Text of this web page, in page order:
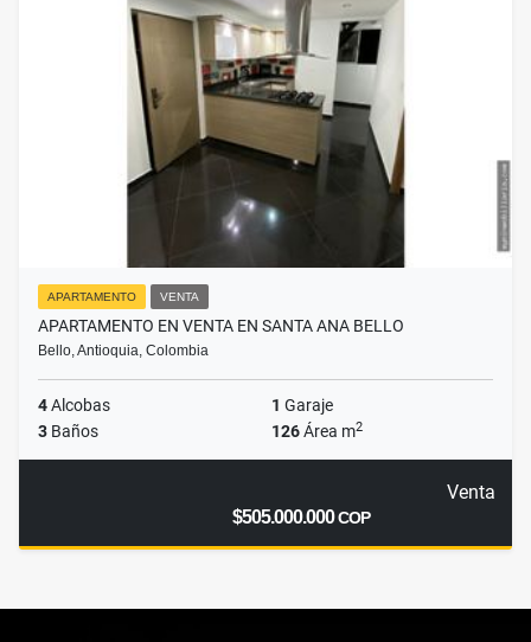
APARTAMENTO VENTA
APARTAMENTO EN VENTA EN SANTA ANA BELLO
Bello, Antioquia, Colombia
4Alcobas 1 Garaje
3 Baños 126Área m2
Venta
$505.000.000COP